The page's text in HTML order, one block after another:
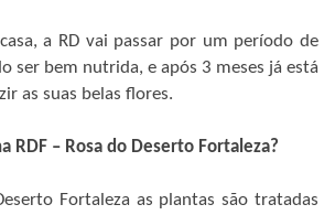
a RD vai passar por um período de
ser bem nutrida, e após 3 meses já está
as suas belas flores.
RDF – Rosa do Deserto Fortaleza?
Fortaleza as plantas são tratadas